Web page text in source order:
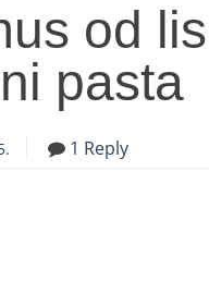
od
pasta
1 Reply